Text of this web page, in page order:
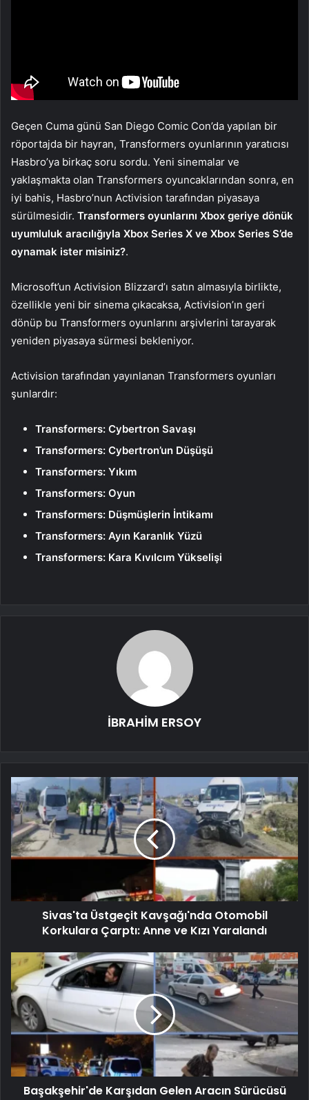
Geçen Cuma günü San Diego Comic Con’da yapılan bir
röportajda bir hayran, Transformers oyunlarının yaratıcısı
Hasbro’ya birkaç soru sordu. Yeni sinemalar ve
yaklaşmakta olan Transformers oyuncaklarından sonra, en
iyi bahis, Hasbro’nun Activision tarafından piyasaya
sürülmesidir. Transformers oyunlarını Xbox geriye dönük
uyumluluk aracılığıyla Xbox Series X ve Xbox Series S’de
oynamak ister misiniz?.
Microsoft’un Activision Blizzard’ı satın almasıyla birlikte,
özellikle yeni bir sinema çıkacaksa, Activision’ın geri
dönüp bu Transformers oyunlarını arşivlerini tarayarak
yeniden piyasaya sürmesi bekleniyor.
Activision tarafından yayınlanan Transformers oyunları
şunlardır:
Transformers: Cybertron Savaşı
Transformers: Cybertron’un Düşüşü
Transformers: Yıkım
Transformers: Oyun
Transformers: Düşmüşlerin İntikamı
Transformers: Ayın Karanlık Yüzü
Transformers: Kara Kıvılcım Yükselişi
İBRAHİM ERSOY
Sivas'ta Üstgeçit Kavşağı'nda Otomobil
Korkulara Çarptı: Anne ve Kızı Yaralandı
Başakşehir'de Karşıdan Gelen Aracın Sürücüsü